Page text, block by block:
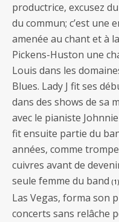
productrice, excusez
du commun; c’est une
amenée au chant et à
Pickens-Huston une
Louis dans les
Blues. Lady J fit ses
dans des shows de sa
avec le pianiste
fit ensuite partie du
années, comme
cuivres avant de
seule femme du band (1)
Las Vegas, forma son
concerts sans relâche